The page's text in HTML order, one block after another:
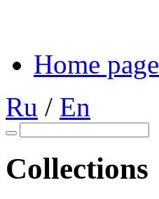
Home page
Ru / En
Collections